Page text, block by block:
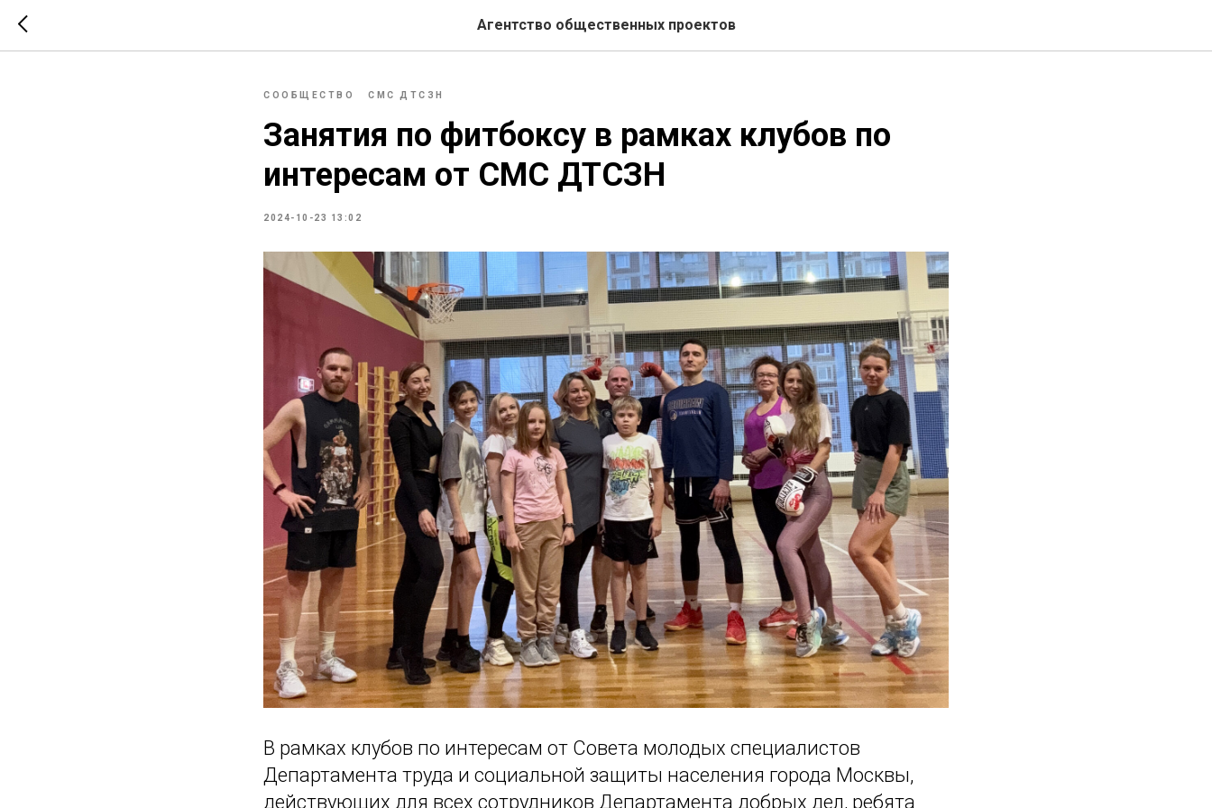
Агентство общественных проектов
СООБЩЕСТВО СМС ДТСЗН
Занятия по фитбоксу в рамках клубов по
интересам от СМС ДТСЗН
2024-10-23 13:02
В рамках клубов по интересам от Совета молодых специалистов
Департамента труда и социальной защиты населения города Москвы,
действующих для всех сотрудников Департамента добрых дел, ребята